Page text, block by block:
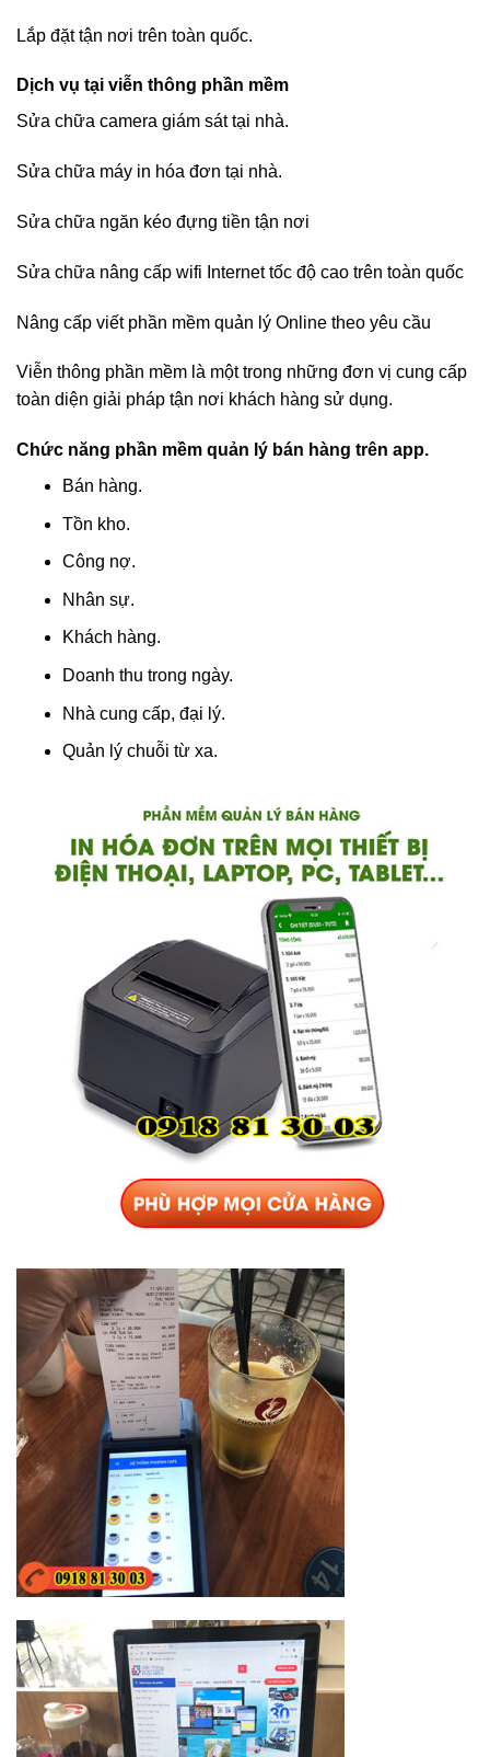
Lắp đặt tận nơi trên toàn quốc.
Dịch vụ tại viễn thông phần mềm
Sửa chữa camera giám sát tại nhà.
Sửa chữa máy in hóa đơn tại nhà.
Sửa chữa ngăn kéo đựng tiền tận nơi
Sửa chữa nâng cấp wifi Internet tốc độ cao trên toàn quốc
Nâng cấp viết phần mềm quản lý Online theo yêu cầu
Viễn thông phần mềm là một trong những đơn vị cung cấp
toàn diện giải pháp tận nơi khách hàng sử dụng.
Chức năng phần mềm quản lý bán hàng trên app.
Bán hàng.
Tồn kho.
Công nợ.
Nhân sự.
Khách hàng.
Doanh thu trong ngày.
Nhà cung cấp, đại lý.
Quản lý chuỗi từ xa.